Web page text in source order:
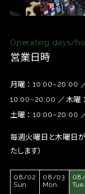
Operating days/
営業日時
月曜 10:00~20:00
10:00~20:00 木曜
土曜 10:00~20:00
毎週火曜日と木曜日
たします）
08/02
Sun.
08/03
Mon.
Tue.